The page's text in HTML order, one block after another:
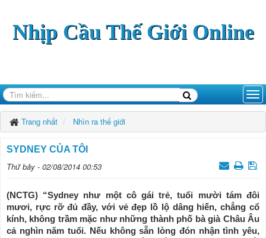
Nhịp Cầu Thế Giới Online
Trang nhất Nhìn ra thế giới
SYDNEY CỦA TÔI
Thứ bảy - 02/08/2014 00:53
(NCTG) “Sydney như một cô gái trẻ, tuổi mười tám đôi
mươi, rực rỡ đủ đầy, với vẻ đẹp lồ lộ dâng hiến, chẳng cổ
kính, không trầm mặc như những thành phố bà già Châu Âu
cả nghìn năm tuổi. Nếu không sẵn lòng đón nhận tình yêu,